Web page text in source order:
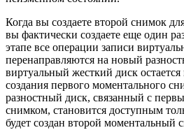
Когда вы создаете второй снимок
вы фактически создаете еще один
этапе все операции записи
перенаправляются на новый
виртуальный жесткий диск
создания первого моментального
разностный диск, связанный с
снимком, становится доступным
будет создан второй моментальный